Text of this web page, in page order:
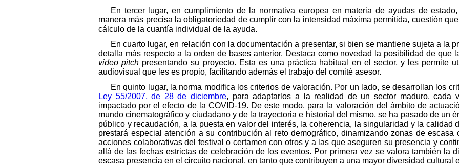
En tercer lugar, en cumplimiento de la normativa europea en materia de ayudas de
manera más precisa la obligatoriedad de cumplir con la intensidad máxima permitida, cuestión
cálculo de la cuantía individual de la ayuda.
En cuarto lugar, en relación con la documentación a presentar, si bien se mantiene sujeta a la
detalla más respecto a la orden de bases anterior. Destaca como novedad la posibilidad de que
video pitch presentando su proyecto. Esta es una práctica habitual en el sector, y les permite
audiovisual que les es propio, facilitando además el trabajo del comité asesor.
En quinto lugar, la norma modifica los criterios de valoración. Por un lado, se desarrollan los
Ley 55/2007, de 28 de diciembre, para adaptarlos a la realidad de un sector maduro, cada
impactado por el efecto de la COVID-19. De este modo, para la valoración del ámbito de
mundo cinematográfico y ciudadano y de la trayectoria e historial del mismo, se ha pasado de un
público y recaudación, a la puesta en valor del interés, la coherencia, la singularidad y la calidad
prestará especial atención a su contribución al reto demográfico, dinamizando zonas de escasa
acciones colaborativas del festival o certamen con otros y a las que aseguren su presencia y
allá de las fechas estrictas de celebración de los eventos. Por primera vez se valora también la
escasa presencia en el circuito nacional, en tanto que contribuyen a una mayor diversidad cultural